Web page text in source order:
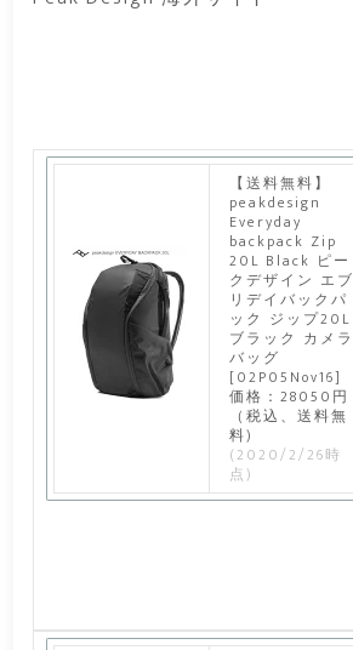
【送料無料】
peakdesign
Everyday
backpack Zip
20L Black ピー
クデザイン エブ
リデイバックパ
ック ジップ20L
ブラック カメラ
バッグ
[02P05Nov16]
価格：28050円
（税込、送料無
料)
(2020/2/26時
点)